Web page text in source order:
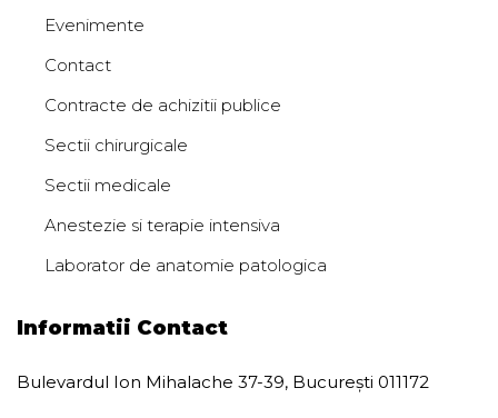
Evenimente
Contact
Contracte de achizitii publice
Sectii chirurgicale
Sectii medicale
Anestezie si terapie intensiva
Laborator de anatomie patologica
Informatii Contact
Bulevardul Ion Mihalache 37-39, București 011172